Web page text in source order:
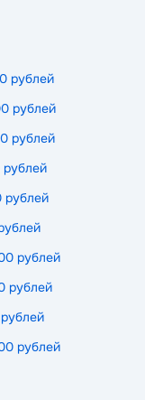
рублей
рублей
рублей
рублей
рублей
рублей